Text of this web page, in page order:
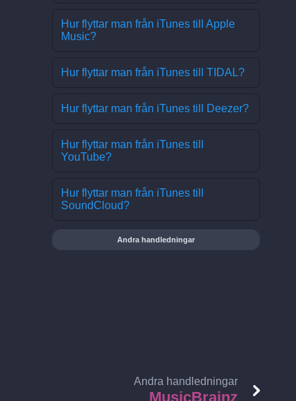
Hur flyttar man från iTunes till Apple
Music?
Hur flyttar man från iTunes till TIDAL?
Hur flyttar man från iTunes till Deezer?
Hur flyttar man från iTunes till
YouTube?
Hur flyttar man från iTunes till
SoundCloud?
Andra handledningar
Andra handledningar
MusicBrainz